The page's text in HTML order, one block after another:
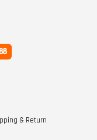
& Return